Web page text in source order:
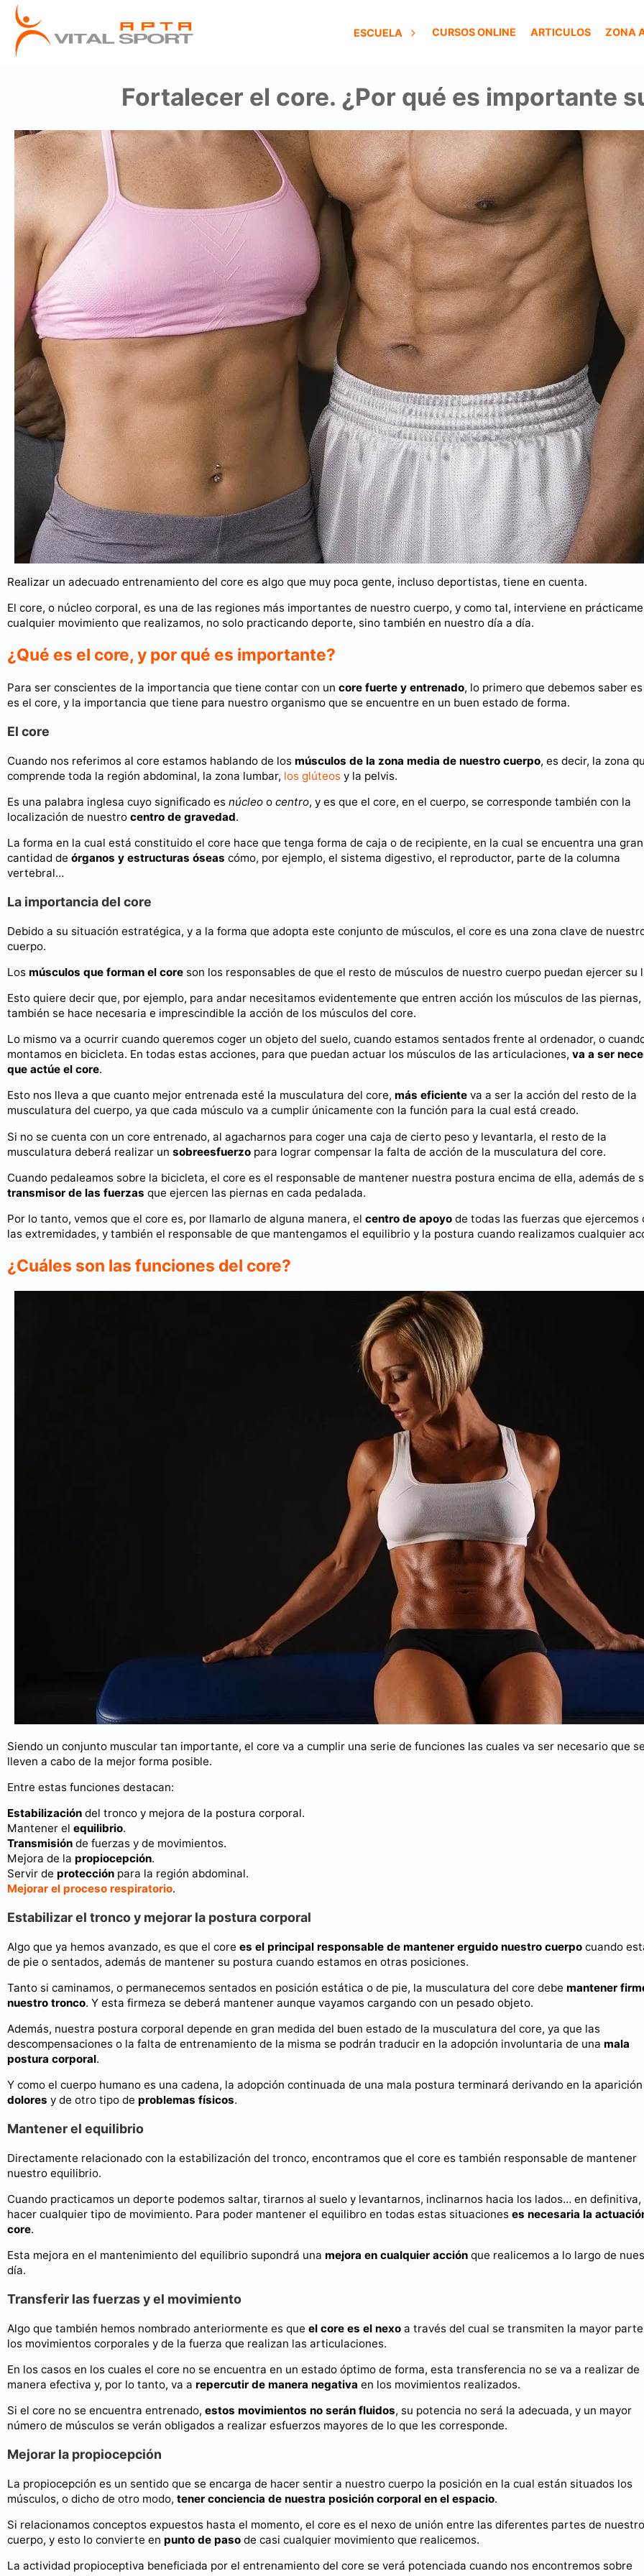
ESCUELA CURSOS ONLINE ARTICULOS ZONA
Fortalecer el core. ¿Por qué es importante
Realizar un adecuado entrenamiento del core es algo que muy poca gente, incluso deportistas, tiene en cuenta.
El core, o núcleo corporal, es una de las regiones más importantes de nuestro cuerpo, y como tal, interviene en
cualquier movimiento que realizamos, no solo practicando deporte, sino también en nuestro día a día.
¿Qué es el core, y por qué es importante?
Para ser conscientes de la importancia que tiene contar con un core fuerte y entrenado, lo primero que debemos saber
es el core, y la importancia que tiene para nuestro organismo que se encuentre en un buen estado de forma.
El core
Cuando nos referimos al core estamos hablando de los músculos de la zona media de nuestro cuerpo, es decir, la zona
comprende toda la región abdominal, la zona lumbar, los glúteos y la pelvis.
Es una palabra inglesa cuyo significado es núcleo o centro, y es que el core, en el cuerpo, se corresponde también con la
localización de nuestro centro de gravedad.
La forma en la cual está constituido el core hace que tenga forma de caja o de recipiente, en la cual se encuentra una gran
cantidad de órganos y estructuras óseas cómo, por ejemplo, el sistema digestivo, el reproductor, parte de la columna
vertebral…
La importancia del core
Debido a su situación estratégica, y a la forma que adopta este conjunto de músculos, el core es una zona clave de
cuerpo.
Los músculos que forman el core son los responsables de que el resto de músculos de nuestro cuerpo puedan ejercer su
Esto quiere decir que, por ejemplo, para andar necesitamos evidentemente que entren acción los músculos de las piernas,
también se hace necesaria e imprescindible la acción de los músculos del core.
Lo mismo va a ocurrir cuando queremos coger un objeto del suelo, cuando estamos sentados frente al ordenador, o
montamos en bicicleta. En todas estas acciones, para que puedan actuar los músculos de las articulaciones, va a ser
que actúe el core.
Esto nos lleva a que cuanto mejor entrenada esté la musculatura del core, más eficiente va a ser la acción del resto de la
musculatura del cuerpo, ya que cada músculo va a cumplir únicamente con la función para la cual está creado.
Si no se cuenta con un core entrenado, al agacharnos para coger una caja de cierto peso y levantarla, el resto de la
musculatura deberá realizar un sobreesfuerzo para lograr compensar la falta de acción de la musculatura del core.
Cuando pedaleamos sobre la bicicleta, el core es el responsable de mantener nuestra postura encima de ella, además de
transmisor de las fuerzas que ejercen las piernas en cada pedalada.
Por lo tanto, vemos que el core es, por llamarlo de alguna manera, el centro de apoyo de todas las fuerzas que ejercemos
las extremidades, y también el responsable de que mantengamos el equilibrio y la postura cuando realizamos cualquier
¿Cuáles son las funciones del core?
Siendo un conjunto muscular tan importante, el core va a cumplir una serie de funciones las cuales va ser necesario que
lleven a cabo de la mejor forma posible.
Entre estas funciones destacan:
Estabilización del tronco y mejora de la postura corporal.
Mantener el equilibrio.
Transmisión de fuerzas y de movimientos.
Mejora de la propiocepción.
Servir de protección para la región abdominal.
Mejorar el proceso respiratorio.
Estabilizar el tronco y mejorar la postura corporal
Algo que ya hemos avanzado, es que el core es el principal responsable de mantener erguido nuestro cuerpo cuando
de pie o sentados, además de mantener su postura cuando estamos en otras posiciones.
Tanto si caminamos, o permanecemos sentados en posición estática o de pie, la musculatura del core debe mantener
nuestro tronco. Y esta firmeza se deberá mantener aunque vayamos cargando con un pesado objeto.
Además, nuestra postura corporal depende en gran medida del buen estado de la musculatura del core, ya que las
descompensaciones o la falta de entrenamiento de la misma se podrán traducir en la adopción involuntaria de una mala
postura corporal.
Y como el cuerpo humano es una cadena, la adopción continuada de una mala postura terminará derivando en la
dolores y de otro tipo de problemas físicos.
Mantener el equilibrio
Directamente relacionado con la estabilización del tronco, encontramos que el core es también responsable de mantener
nuestro equilibrio.
Cuando practicamos un deporte podemos saltar, tirarnos al suelo y levantarnos, inclinarnos hacia los lados… en definitiva,
hacer cualquier tipo de movimiento. Para poder mantener el equilibro en todas estas situaciones es necesaria la
core.
Esta mejora en el mantenimiento del equilibrio supondrá una mejora en cualquier acción que realicemos a lo largo de
día.
Transferir las fuerzas y el movimiento
Algo que también hemos nombrado anteriormente es que el core es el nexo a través del cual se transmiten la mayor
los movimientos corporales y de la fuerza que realizan las articulaciones.
En los casos en los cuales el core no se encuentra en un estado óptimo de forma, esta transferencia no se va a realizar de
manera efectiva y, por lo tanto, va a repercutir de manera negativa en los movimientos realizados.
Si el core no se encuentra entrenado, estos movimientos no serán fluidos, su potencia no será la adecuada, y un mayor
número de músculos se verán obligados a realizar esfuerzos mayores de lo que les corresponde.
Mejorar la propiocepción
La propiocepción es un sentido que se encarga de hacer sentir a nuestro cuerpo la posición en la cual están situados los
músculos, o dicho de otro modo, tener conciencia de nuestra posición corporal en el espacio.
Si relacionamos conceptos expuestos hasta el momento, el core es el nexo de unión entre las diferentes partes de nuestro
cuerpo, y esto lo convierte en punto de paso de casi cualquier movimiento que realicemos.
La actividad propioceptiva beneficiada por el entrenamiento del core se verá potenciada cuando nos encontremos sobre